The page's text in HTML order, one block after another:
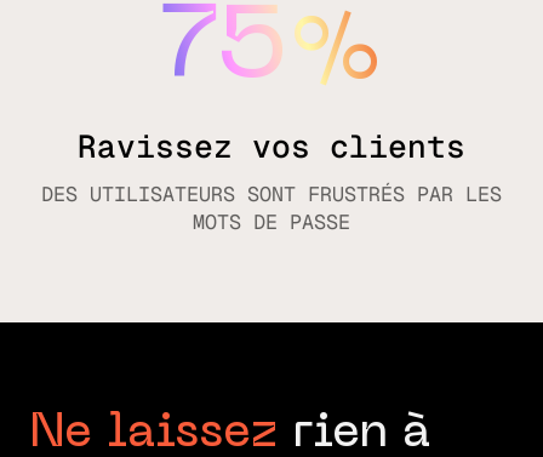
75%
Ravissez vos clients
DES UTILISATEURS SONT FRUSTRÉS PAR LES
MOTS DE PASSE
Ne laissez rien à